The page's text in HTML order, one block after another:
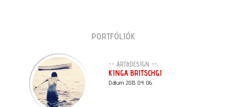
PORTFÓLIÓK
-- ART&DESIGN --
KINGA BRITSCHGI
Dátum: 2013. 04. 06.